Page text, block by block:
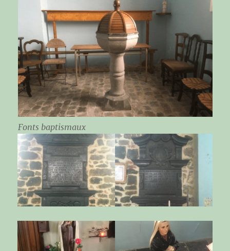
Fonts baptismaux